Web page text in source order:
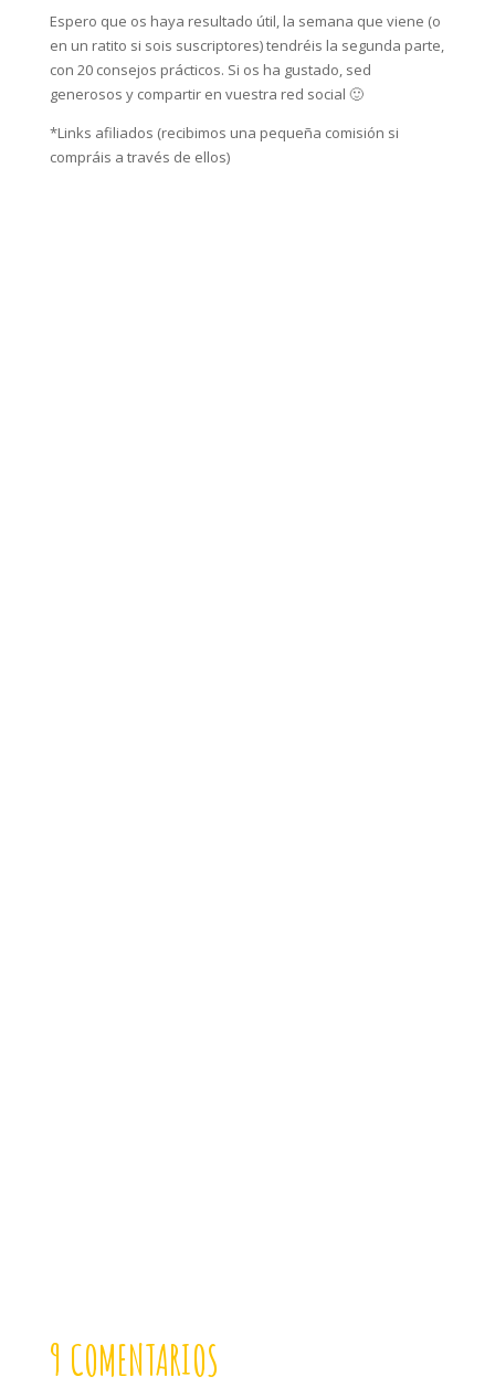
Espero que os haya resultado útil, la semana que viene (o
en un ratito si sois suscriptores) tendréis la segunda parte,
con 20 consejos prácticos. Si os ha gustado, sed
generosos y compartir en vuestra red social 🙂
*Links afiliados (recibimos una pequeña comisión si
compráis a través de ellos)
9 COMENTARIOS